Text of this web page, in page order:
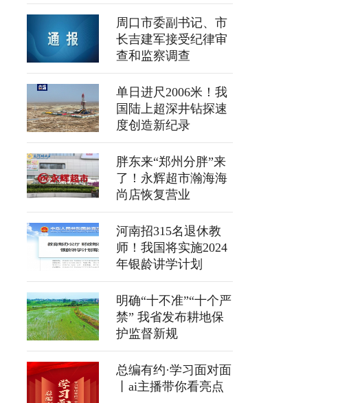
周口市委副书记、市
长吉建军接受纪律审
查和监察调查
单日进尺2006米！我
国陆上超深井钻探速
度创造新纪录
胖东来“郑州分胖”来
了！永辉超市瀚海海
尚店恢复营业
河南招315名退休教
师！我国将实施2024
年银龄讲学计划
明确“十不准”“十个严
禁” 我省发布耕地保
护监督新规
总编有约·学习面对面
丨ai主播带你看亮点